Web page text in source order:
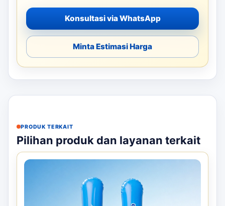
Konsultasi via WhatsApp
Minta Estimasi Harga
PRODUK TERKAIT
Pilihan produk dan layanan terkait